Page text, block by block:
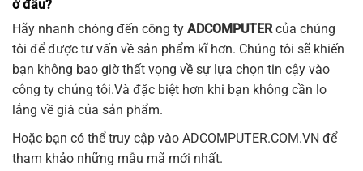
ở đâu?
Hãy nhanh chóng đến công ty ADCOMPUTER của chúng
tôi để được tư vấn về sản phẩm kĩ hơn. Chúng tôi sẽ khiến
bạn không bao giờ thất vọng về sự lựa chọn tin cậy vào
công ty chúng tôi.Và đặc biệt hơn khi bạn không cần lo
lắng về giá của sản phẩm.
Hoặc bạn có thể truy cập vào ADCOMPUTER.COM.VN để
tham khảo những mẫu mã mới nhất.